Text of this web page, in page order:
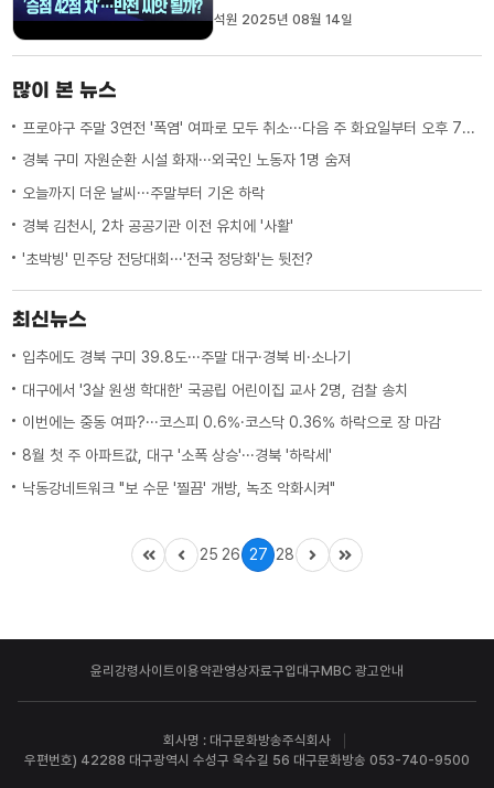
컵경기장에서 펼쳐지는 하나은행 K리그1
는 순위표 가장 먼 곳에 자리하는 선두와의
석원 2025년 08월 14일
많이 본 뉴스
프로야구 주말 3연전 '폭염' 여파로 모두 취소···다음 주 화요일부터 오후 7시 시작
경북 구미 자원순환 시설 화재···외국인 노동자 1명 숨져
오늘까지 더운 날씨···주말부터 기온 하락
경북 김천시, 2차 공공기관 이전 유치에 '사활'
'초박빙' 민주당 전당대회···'전국 정당화'는 뒷전?
최신뉴스
입추에도 경북 구미 39.8도···주말 대구·경북 비·소나기
대구에서 '3살 원생 학대한' 국공립 어린이집 교사 2명, 검찰 송치
이번에는 중동 여파?···코스피 0.6%·코스닥 0.36% 하락으로 장 마감
8월 첫 주 아파트값, 대구 '소폭 상승'···경북 '하락세'
낙동강네트워크 "보 수문 '찔끔' 개방, 녹조 악화시켜"
25 26 27 28
윤리강령사이트이용약관영상자료구입 대구MBC 광고안내
회사명 : 대구문화방송주식회사
우편번호) 42288 대구광역시 수성구 욱수길 56 대구문화방송 053-740-9500